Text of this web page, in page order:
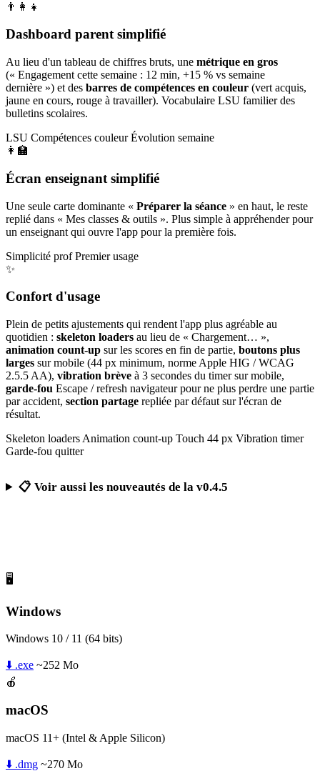
👨‍👩‍👧
Dashboard parent simplifié
Au lieu d'un tableau de chiffres bruts, une métrique en gros
(« Engagement cette semaine : 12 min, +15 % vs semaine
dernière ») et des barres de compétences en couleur (vert acquis,
jaune en cours, rouge à travailler). Vocabulaire LSU familier des
bulletins scolaires.
LSU Compétences couleur Évolution semaine
👩‍🏫
Écran enseignant simplifié
Une seule carte dominante « Préparer la séance » en haut, le reste
replié dans « Mes classes & outils ». Plus simple à appréhender pour
un enseignant qui ouvre l'app pour la première fois.
Simplicité prof Premier usage
✨
Confort d'usage
Plein de petits ajustements qui rendent l'app plus agréable au
quotidien : skeleton loaders au lieu de « Chargement… »,
animation count-up sur les scores en fin de partie, boutons plus
larges sur mobile (44 px minimum, norme Apple HIG / WCAG
2.5.5 AA), vibration brève à 3 secondes du timer sur mobile,
garde-fou Escape / refresh navigateur pour ne plus perdre une partie
par accident, section partage repliée par défaut sur l'écran de
résultat.
Skeleton loaders Animation count-up Touch 44 px Vibration timer
Garde-fou quitter
📋 Voir aussi les nouveautés de la v0.4.5
🖥️
Windows
Windows 10 / 11 (64 bits)
⬇️ .exe ~252 Mo
🍎
macOS
macOS 11+ (Intel & Apple Silicon)
⬇️ .dmg ~270 Mo